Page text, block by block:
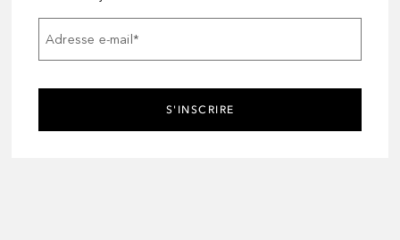
Adresse e-mail *
S'INSCRIRE